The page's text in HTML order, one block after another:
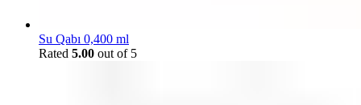
Su Qabı 0,400 ml
Rated 5.00 out of 5